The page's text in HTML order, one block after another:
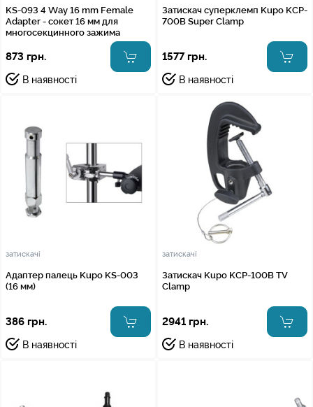
KS-093 4 Way 16 mm Female
Adapter - сокет 16 мм для
многосекцинного зажима
873 грн.
В наявності
Затискач суперклемп Kupo KCP-
700B Super Clamp
1577 грн.
В наявності
затискачі
Адаптер палець Kupo KS-003
(16 мм)
386 грн.
В наявності
затискачі
Затискач Kupo KCP-100B TV
Clamp
2941 грн.
В наявності